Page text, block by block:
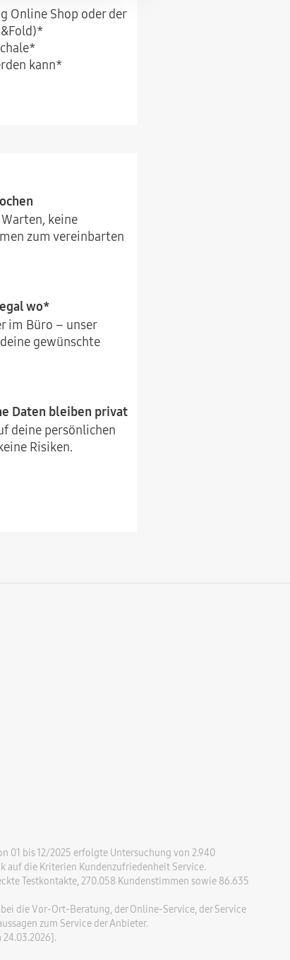
Online Shop oder der
kann*
keine
zum vereinbarten
wo*
im Büro – unser
gewünschte
Daten bleiben privat
deine persönlichen
Risiken.
01 bis 12/2025 erfolgte Untersuchung von 2.940
auf die Kriterien Kundenzufriedenheit Service.
Testkontakte, 270.058 Kundenstimmen sowie 86.635
die Vor-Ort-Beratung, der Online-Service, der Service
zum Service der Anbieter.